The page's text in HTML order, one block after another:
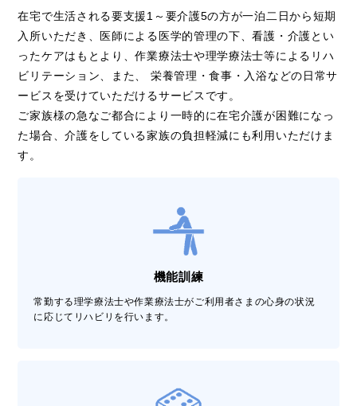
在宅で生活される要支援1～要介護5の方が一泊二日から短期
入所いただき、医師による医学的管理の下、看護・介護とい
ったケアはもとより、作業療法士や理学療法士等によるリハ
ビリテーション、また、 栄養管理・食事・入浴などの日常サ
ービスを受けていただけるサービスです。
ご家族様の急なご都合により一時的に在宅介護が困難になっ
た場合、介護をしている家族の負担軽減にも利用いただけま
す。
機能訓練
常勤する理学療法士や作業療法士がご利用者さまの心身の状況
に応じてリハビリを行います。